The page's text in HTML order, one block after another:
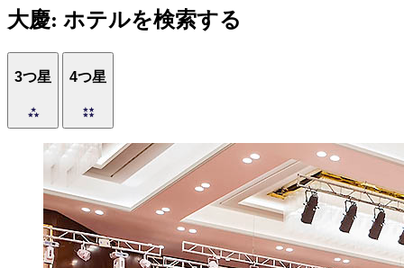
大慶: ホテルを検索する
3つ星 4つ星